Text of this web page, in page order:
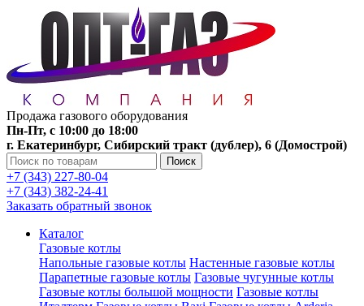
Продажа газового оборудования
Пн-Пт, с 10:00 до 18:00
г. Екатеринбург, Сибирский тракт (дублер), 6 (Домострой)
Поиск
+7 (343) 227-80-04
+7 (343) 382-24-41
Заказать обратный звонок
Каталог
Газовые котлы
Напольные газовые котлы Настенные газовые котлы
Парапетные газовые котлы Газовые чугунные котлы
Газовые котлы большой мощности Газовые котлы